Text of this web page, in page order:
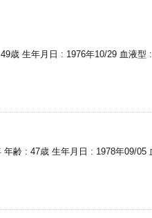
歳 生年月日 : 1976年10/29 血液
齢 : 47歳 生年月日 : 1978年09/